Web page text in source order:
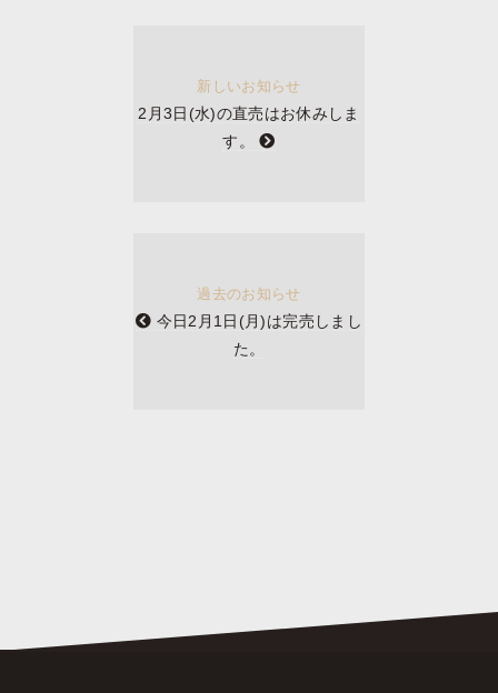
新しいお知らせ
2月3日(水)の直売はお休みしま
す。
過去のお知らせ
今日2月1日(月)は完売しまし
た。